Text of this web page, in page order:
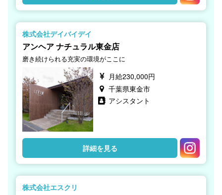
株式会社デイバイデイ
アンヘア ナチュラル東金店
磨き続けられる充実の環境がここに
月給230,000円
千葉県東金市
アシスタント
詳細を見る
株式会社エスクリ